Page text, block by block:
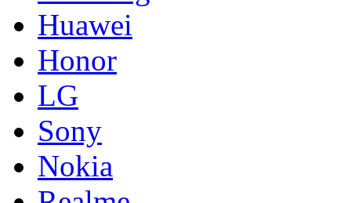
Huawei
Honor
LG
Sony
Nokia